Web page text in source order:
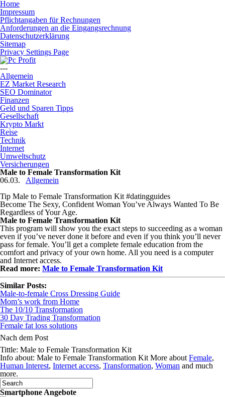
Home
Impressum
Pflichtangaben für Rechnungen
Anforderungen an die Eingangsrechnung
Datenschutzerklärung
Sitemap
Privacy Settings Page
---
Allgemein
EZ Market Research
SEO Dominator
Finanzen
Geld und Sparen Tipps
Gesellschaft
Krypto Markt
Reise
Technik
Internet
Umweltschutz
Versicherungen
Male to Female Transformation Kit
06.03.
Allgemein
Tip Male to Female Transformation Kit #datingguides
Become The Sexy, Confident Woman You’ve Always Wanted To Be
Regardless of Your Age.
Male to Female Transformation Kit
This program will show you the exact steps to succeeding as a woman
even if you’ve never done it before and even if you think you’ll never
pass for female. You’ll get a complete female education from the
comfort and privacy of your own home. All you need is a computer
and Internet access.
Read more: Male to Female Transformation Kit
Similar Posts:
Male-to-female Cross Dressing Guide
Mom’s work from Home
The 10/10 Transformation
30 Day Trading Transformation
Female fat loss solutions
Nach dem Post
Tittle: Male to Female Transformation Kit
Info about: Male to Female Transformation Kit More about Female,
Human Interest, Internet access, Transformation, Woman and much
more.
Smartphone Angebote